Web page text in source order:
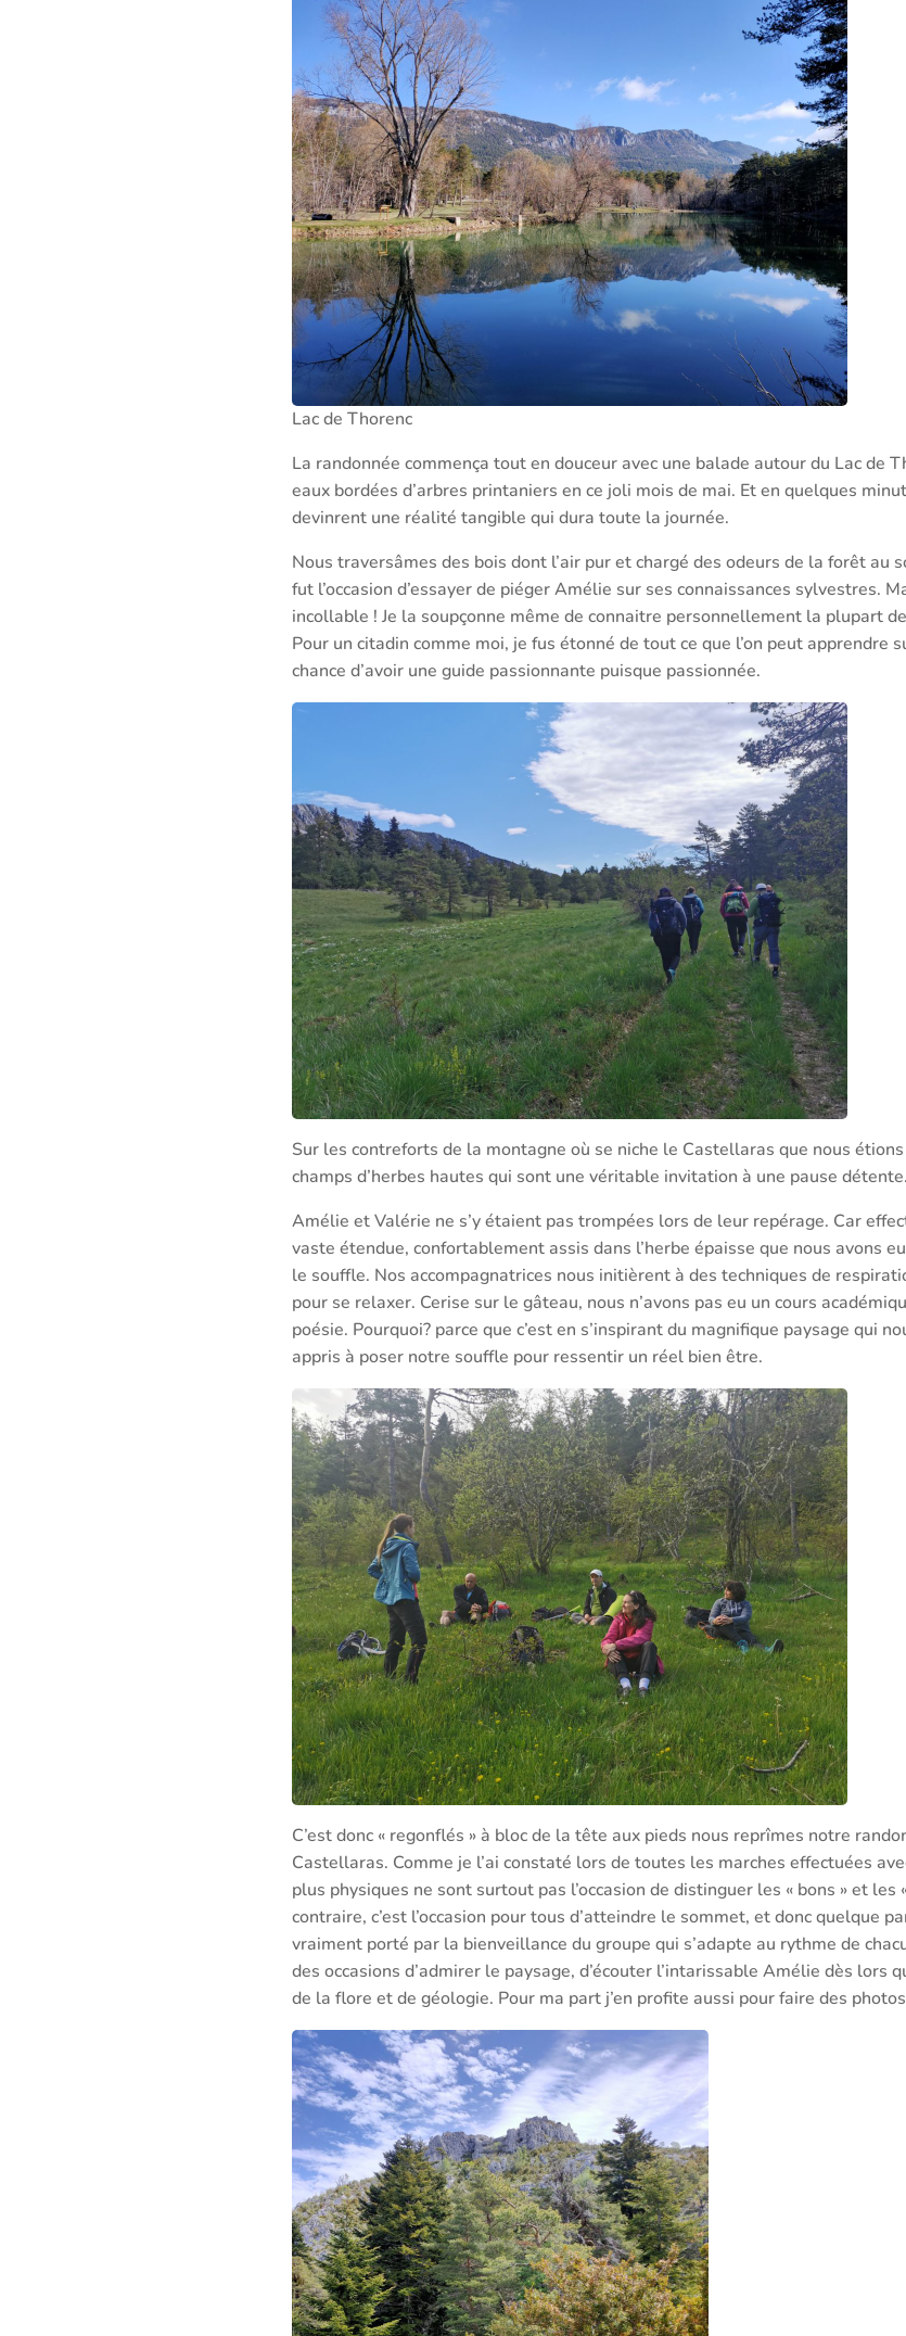
Lac de Thorenc
La randonnée commença tout en douceur avec une balade autour du Lac de
eaux bordées d’arbres printaniers en ce joli mois de mai. Et en quelques
devinrent une réalité tangible qui dura toute la journée.
Nous traversâmes des bois dont l’air pur et chargé des odeurs de la forêt au
fut l’occasion d’essayer de piéger Amélie sur ses connaissances sylvestres.
incollable ! Je la soupçonne même de connaitre personnellement la plupart
Pour un citadin comme moi, je fus étonné de tout ce que l’on peut apprendre
chance d’avoir une guide passionnante puisque passionnée.
Sur les contreforts de la montagne où se niche le Castellaras que nous
champs d’herbes hautes qui sont une véritable invitation à une pause détente.
Amélie et Valérie ne s’y étaient pas trompées lors de leur repérage. Car
vaste étendue, confortablement assis dans l’herbe épaisse que nous avons
le souffle. Nos accompagnatrices nous initièrent à des techniques de
pour se relaxer. Cerise sur le gâteau, nous n’avons pas eu un cours
poésie. Pourquoi? parce que c’est en s’inspirant du magnifique paysage qui
appris à poser notre souffle pour ressentir un réel bien être.
C’est donc « regonflés » à bloc de la tête aux pieds nous reprîmes notre
Castellaras. Comme je l’ai constaté lors de toutes les marches effectuées
plus physiques ne sont surtout pas l’occasion de distinguer les « bons » et les
contraire, c’est l’occasion pour tous d’atteindre le sommet, et donc quelque
vraiment porté par la bienveillance du groupe qui s’adapte au rythme de
des occasions d’admirer le paysage, d’écouter l’intarissable Amélie dès lors
de la flore et de géologie. Pour ma part j’en profite aussi pour faire des